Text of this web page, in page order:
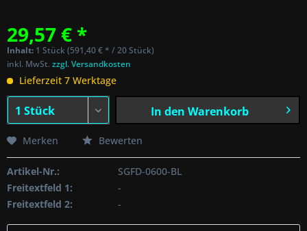
29,57 € *
Inhalt: 1 Stück (591,40 € * / 20 Stück)
inkl. MwSt.zzgl. Versandkosten
Lieferzeit 7 Werktage
In den Warenkorb
Merken Bewerten
Artikel-Nr.:
SGFD-0600-BL
Freitextfeld 1:
-
Freitextfeld 2:
-